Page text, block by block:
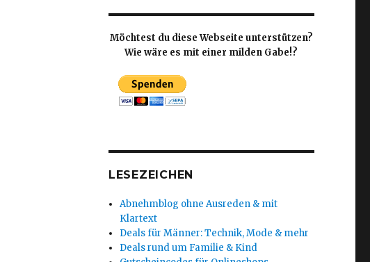
Möchtest du diese Webseite unterstützen?
Wie wäre es mit einer milden Gabe!?
LESEZEICHEN
Abnehmblog ohne Ausreden & mit
Klartext
Deals für Männer: Technik, Mode & mehr
Deals rund um Familie & Kind